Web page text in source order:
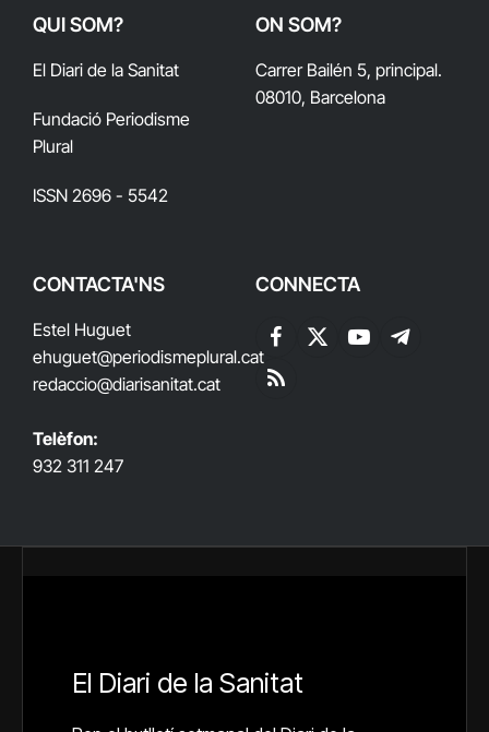
QUI SOM?
El Diari de la Sanitat
Fundació Periodisme
Plural
ISSN 2696 - 5542
ON SOM?
Carrer Bailén 5, principal.
08010, Barcelona
CONTACTA'NS
Estel Huguet
ehuguet@periodismeplural.cat
redaccio@diarisanitat.cat
Telèfon:
932 311 247
CONNECTA
Facebook
X
YouTubeTelegram
RSS